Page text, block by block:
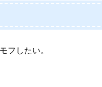
フしたい。